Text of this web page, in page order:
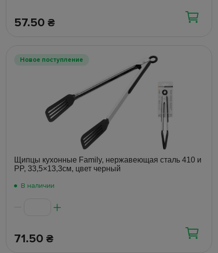
57.50 ₴
Новое поступление
Щипцы кухонные Family, нержавеющая сталь 410 и
PP, 33,5×13,3см, цвет черный
В наличии
71.50 ₴